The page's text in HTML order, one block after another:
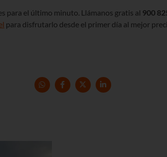
para el último minuto. Llámanos gratis al 900
para disfrutarlo desde el primer día al mejor